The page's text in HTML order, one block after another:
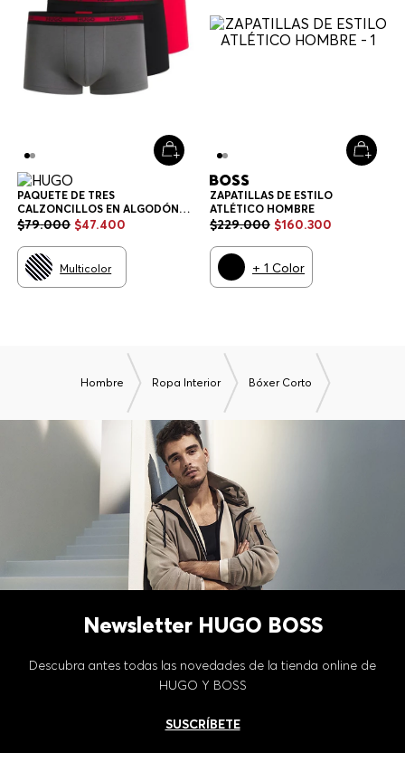
PAQUETE DE TRES
CALZONCILLOS EN ALGODÓN
ELÁSTICO CON LOGOS EN LA
HOMBRE
$79.000 $47.400
Multicolor
ZAPATILLAS DE ESTILO
ATLÉTICO HOMBRE
$229.000 $160.300
+ 1 Color
Hombre Ropa Interior Bóxer Corto
Newsletter HUGO BOSS
Descubra antes todas las novedades de la tienda online de
HUGO Y BOSS
SUSCRÍBETE